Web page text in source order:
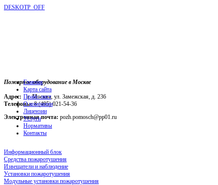
DESKOTP_OFF
Пожарное оборудование в Москве
Адрес: г. Москва, ул. Замежская, д. 236
Телефоны:8 (495) 021-54-36
Электронная почта: pozh.pomosch@pp01.ru
Главная
Карта сайта
Прайс-лист
О компании
Лицензии
Услуги
Нормативы
Контакты
Информационный блок
Средства пожаротушения
Извещатели и наблюдение
Установки пожаротушения
Модульные установки пожаротушения